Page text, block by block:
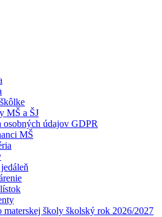
MŠ a ŠJ
osobných údajov GDPR
MŠ
materskej školy školský rok 2026/2027